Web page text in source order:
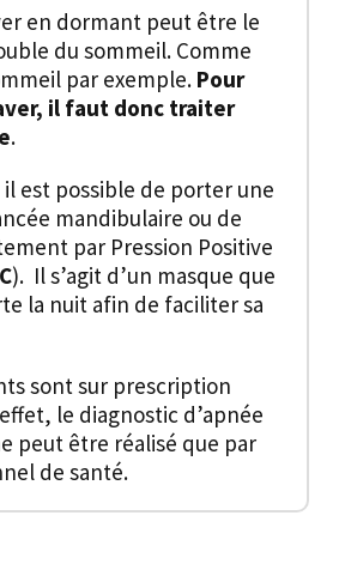
en dormant peut être le
du sommeil. Comme
par exemple. Pour
il faut donc traiter
.
il est possible de porter une
mandibulaire ou de
par Pression Positive
). Il s’agit d’un masque que
la nuit afin de faciliter sa
sont sur prescription
le diagnostic d’apnée
peut être réalisé que par
de santé.